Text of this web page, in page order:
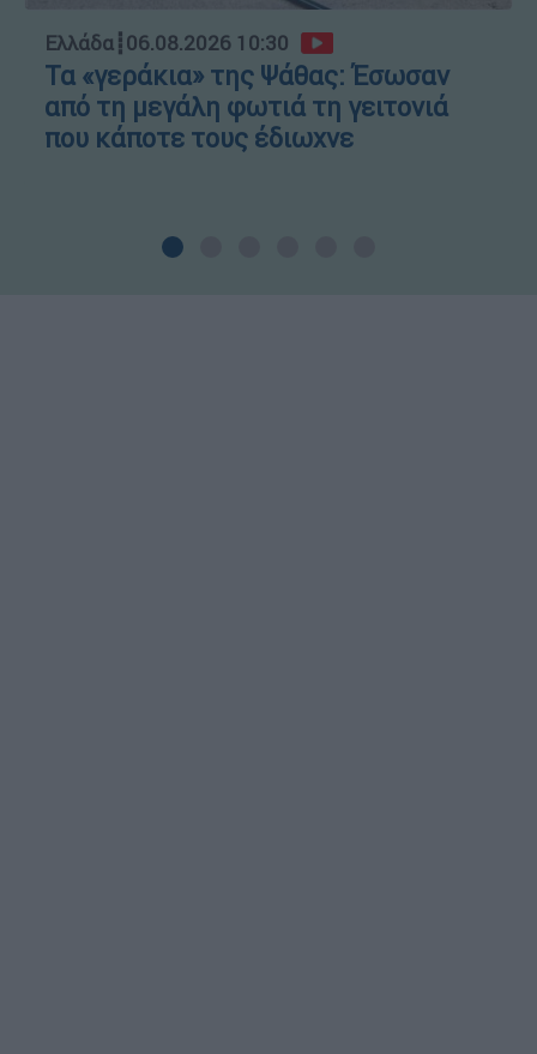
Ελλάδα┋06.08.2026 10:30
Τα «γεράκια» της Ψάθας: Έσωσαν
από τη μεγάλη φωτιά τη γειτονιά
που κάποτε τους έδιωχνε